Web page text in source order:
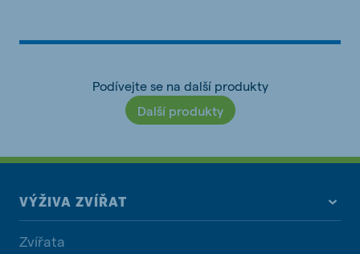
Podívejte se na další produkty
Další produkty
VÝŽIVA ZVÍŘAT
Zvířata